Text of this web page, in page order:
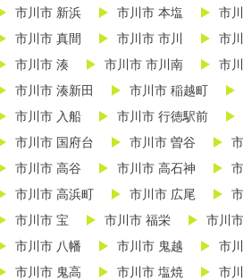
市川市 新浜
市川市 本塩 市
市川市 真間
市川市 市川 市
市川市 湊
市川市 市川南 市
市川市 湊新田
市川市 稲越町
市川市 入船
市川市 行徳駅前
市川市 国府台
市川市 曽谷
市川市 高谷
市川市 高石神
市川市 高浜町
市川市 広尾
市川市 宝
市川市 福栄 市川
市川市 八幡
市川市 鬼越 市
市川市 鬼高
市川市 塩焼 市